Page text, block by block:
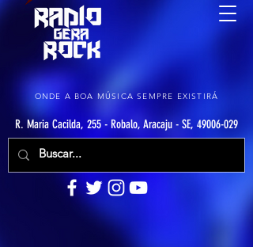
ONDE A BOA MÚSICA SEMPRE EXISTIRÁ
R. Maria Cacilda, 255 - Robalo, Aracaju - SE, 49006-029